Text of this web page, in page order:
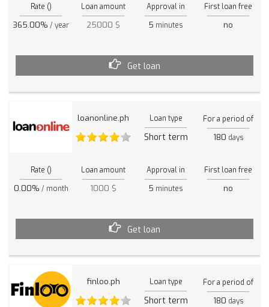
Rate ()
365.00% / year
Loan amount
25000 $
Approval in
5 minutes
First loan free
no
Get loan
loanonline.ph Loan type
Short term
For a period of
180 days
Rate ()
0.00% / month
Loan amount
1000 $
Approval in
5 minutes
First loan free
no
Get loan
finloo.ph Loan type
Short term
For a period of
180 days